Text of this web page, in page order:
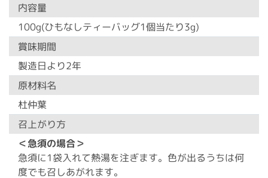
内容量
100g(ひもなしティーバッグ1個当たり3g)
賞味期間
製造日より2年
原材料名
杜仲葉
召上がり方
＜急須の場合＞
急須に1袋入れて熱湯を注ぎます。色が出るうちは何
度でも召しあがれます。